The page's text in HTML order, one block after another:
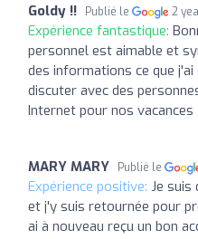
Goldy !! Publié le 2
Expérience fantastique:
personnel est aimable et
des informations ce que j'ai
discuter avec des
Internet pour nos vacances
MARY MARY Publié le
Expérience positive: Je suis
et j'y suis retournée pour
ai à nouveau reçu un bon